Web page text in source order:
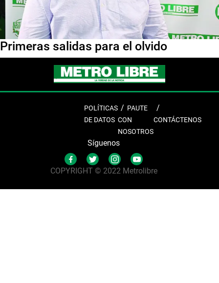
Primeras salidas para el olvido
POLÍTICAS
DE DATOS
PAUTE
CON
NOSOTROS
CONTÁCTENOS
Síguenos
COPYRIGHT © 2022 Metrolibre